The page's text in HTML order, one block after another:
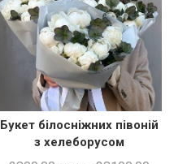
ШВИДКА ПОКУПКА
Букет білосніжних півоній
з хелеборусом